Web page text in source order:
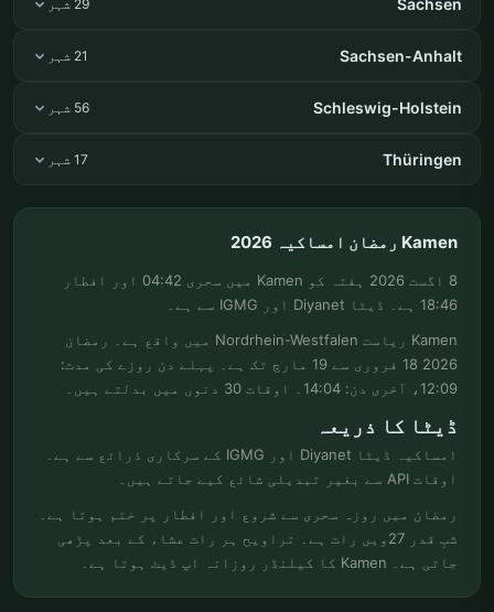
Sachsen 29 شہر
Sachsen-Anhalt 21 شہر
Schleswig-Holstein 56 شہر
Thüringen 17 شہر
Kamen رمضان امساکیہ 2026
8 اگست 2026 ہفتہ کو Kamen میں سحری 04:42 اور افطار
18:46 ہے۔ ڈیٹا Diyanet اور IGMG سے ہے۔
Kamen ریاست Nordrhein-Westfalen میں واقع ہے۔ رمضان
2026 18 فروری سے 19 مارچ تک ہے۔ پہلے دن روزے کی مدت:
12:09، آخری دن: 14:04۔ اوقات 30 دنوں میں بدلتے ہیں۔
ڈیٹا کا ذریعہ
امساکیہ ڈیٹا Diyanet اور IGMG کے سرکاری ذرائع سے ہے۔
اوقات API سے بغیر تبدیلی شائع کیے جاتے ہیں۔
رمضان میں روزہ سحری سے شروع اور افطار پر ختم ہوتا ہے۔
شبِ قدر 27ویں رات ہے۔ تراویح ہر رات عشاء کے بعد پڑھی
جاتی ہے۔ Kamen کا کیلنڈر روزانہ اپ ڈیٹ ہوتا ہے۔